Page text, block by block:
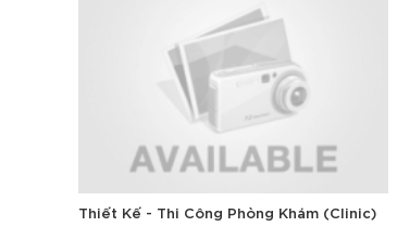
Thiết Kế - Thi Công Phòng Khám (Clinic)